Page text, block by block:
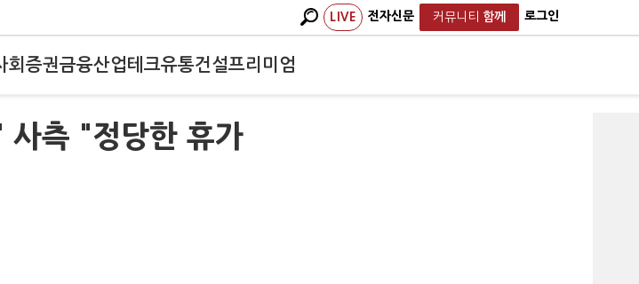
LIVE 전자신문 커뮤니티 함께 로그인
회 증권금융산업테크유통건설프리미엄
사측 "정당한 휴가